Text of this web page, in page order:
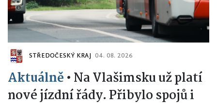
STŘEDOČESKÝ KRAJ 04. 08. 2026
Aktuálně • Na Vlašimsku už platí
nové jízdní řády. Přibylo spojů i